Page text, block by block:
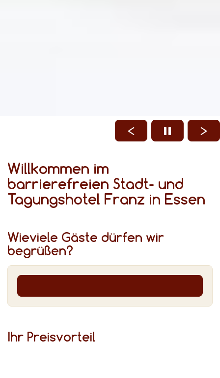
Willkommen im
barrierefreien Stadt- und
Tagungshotel Franz in Essen
Wieviele Gäste dürfen wir
begrüßen?
Ihr Preis­vor­teil